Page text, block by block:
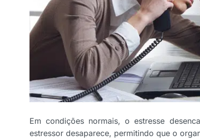
Em condições normais, o estresse
estressor desaparece, permitindo que o